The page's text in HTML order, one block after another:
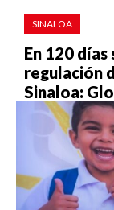
SINALOA
En 120
regulación
Sinaloa: